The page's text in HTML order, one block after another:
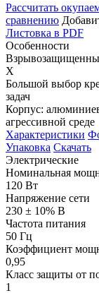
Рассчитать
сравнению
Листовка в PDF
Особенности
X
Большой выбор
задач
Корпус:
агрессивной среде
Характеристики
Упаковка Скачать
Электрические
Номинальная
120 Вт
Напряжение сети
230 ± 10% В
Частота питания
50 Гц
Коэффициент
0,95
Класс защиты от
1